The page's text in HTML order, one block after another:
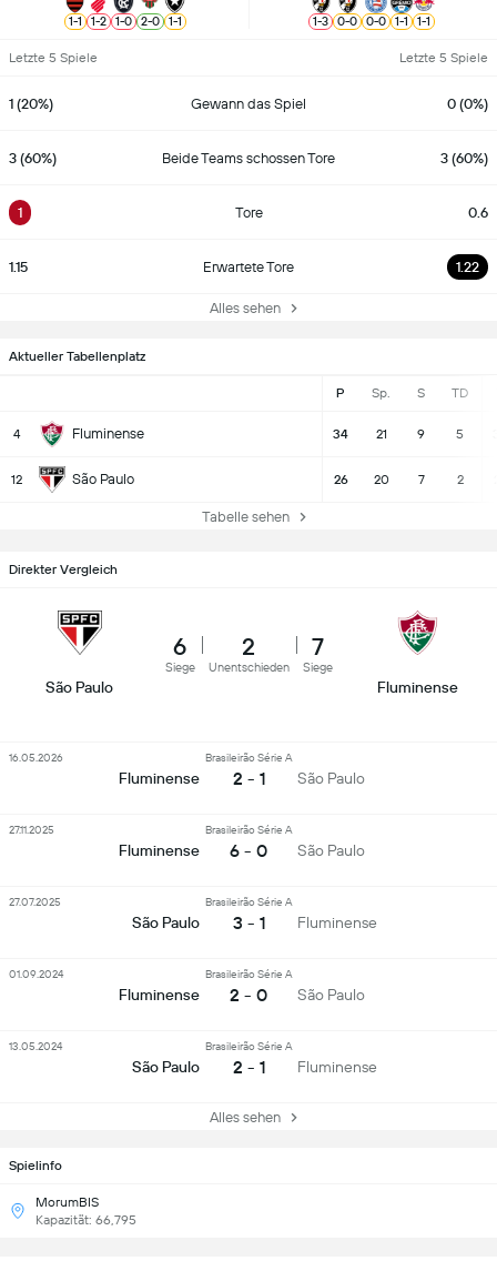
1-1 1-2 1-0 2-0 1-1 1-3 0-0 0-0 1-1 1-1
Letzte 5 Spiele Letzte 5 Spiele
1 (20%) Gewann das Spiel 0 (0%)
3 (60%) Beide Teams schossen Tore 3 (60%)
1 Tore 0.6
1.15 Erwartete Tore 1.22
Alles sehen
Aktueller Tabellenplatz
P Sp. S TD
4 Fluminense 34 21 9 5
12 São Paulo 26 20 7 2
Tabelle sehen
Spielinfo
MorumBIS
Kapazität: 66,795
Direkter Vergleich
São Paulo
6
Siege
2
Unentschieden
7
Siege
Fluminense
Fluminense
Brasileirão Série A
2 - 1 São Paulo
16.05.2026
Fluminense
Brasileirão Série A
6 - 0 São Paulo
27.11.2025
São Paulo
Brasileirão Série A
3 - 1 Fluminense
27.07.2025
Fluminense
Brasileirão Série A
2 - 0 São Paulo
01.09.2024
São Paulo
Brasileirão Série A
2 - 1 Fluminense
13.05.2024
Alles sehen